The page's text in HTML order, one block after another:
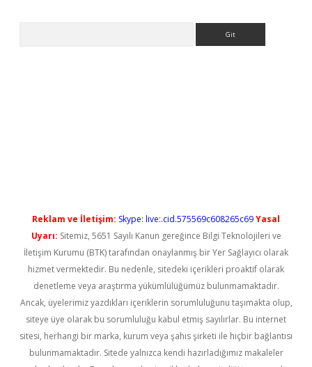
Reklam ve İletişim: Skype: live:.cid.575569c608265c69Yasal
Uyarı: Sitemiz, 5651 Sayılı Kanun gereğince Bilgi Teknolojileri ve
İletişim Kurumu (BTK) tarafından onaylanmış bir Yer Sağlayıcı olarak
hizmet vermektedir. Bu nedenle, sitedeki içerikleri proaktif olarak
denetleme veya araştırma yükümlülüğümüz bulunmamaktadır.
Ancak, üyelerimiz yazdıkları içeriklerin sorumluluğunu taşımakta olup,
siteye üye olarak bu sorumluluğu kabul etmiş sayılırlar. Bu internet
sitesi, herhangi bir marka, kurum veya şahıs şirketi ile hiçbir bağlantısı
bulunmamaktadır. Sitede yalnızca kendi hazırladığımız makaleler